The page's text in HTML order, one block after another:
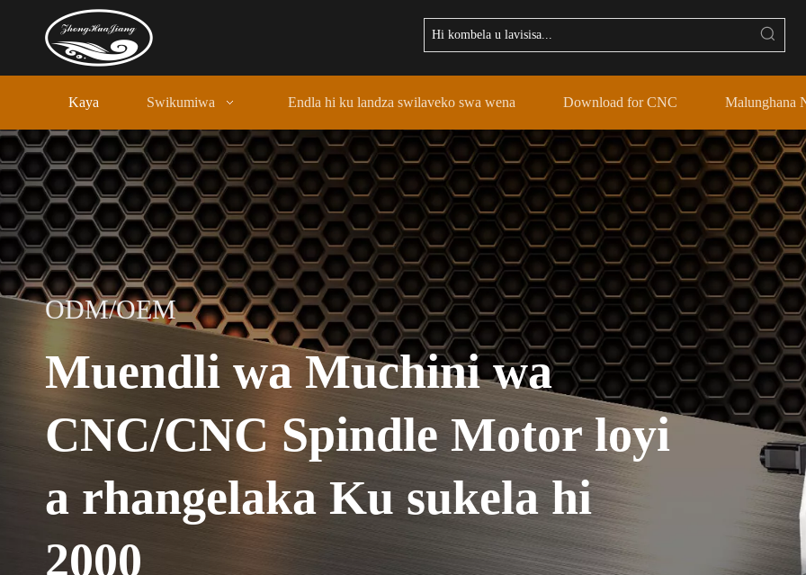
Kaya Swikumiwa Endla hi ku landza swilaveko swa wena Download for CNC Malunghana
ODM/OEM
Muendli wa Muchini wa
CNC/CNC Spindle Motor loyi
a rhangelaka Ku sukela hi
2000